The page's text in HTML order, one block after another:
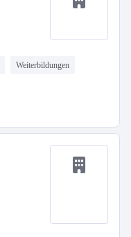
Weiterbildungen